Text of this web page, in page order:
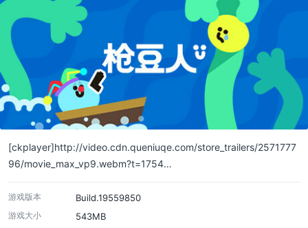
[ckplayer]http://video.cdn.queniuqe.com/store_trailers/2571777
96/movie_max_vp9.webm?t=1754…
游戏版本 Build.19559850
游戏大小 543MB